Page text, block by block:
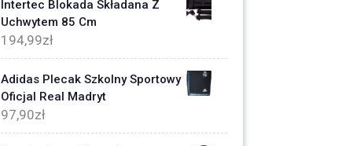
Intertec Blokada Składana Z
Uchwytem 85 Cm
194,99zł
Adidas Plecak Szkolny Sportowy
Oficjal Real Madryt
97,90zł